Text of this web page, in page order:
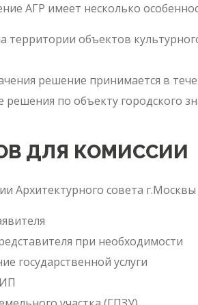
АГР имеет несколько
территории объектов
решение принимается в
решения по объекту городского
ДЛЯ КОМИССИИ
Архитектурного совета
при необходимости
государственной услуги